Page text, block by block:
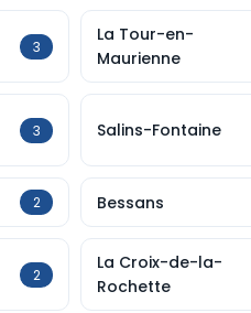
3
La Tour-en-
Maurienne
3 Salins-Fontaine
2 Bessans
2
La Croix-de-la-
Rochette